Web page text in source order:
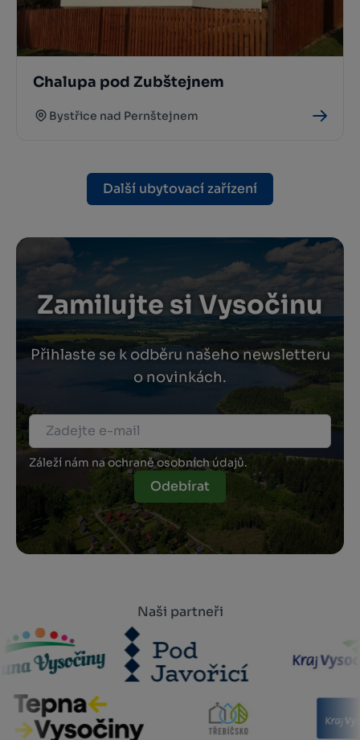
Chalupa pod Zubštejnem
Bystřice nad Pernštejnem
Další ubytovací zařízení
Zamilujte si Vysočinu
Přihlaste se k odběru našeho newsletteru
o novinkách.
Záleží nám na ochraně osobních údajů.
Odebírat
Naši partneři